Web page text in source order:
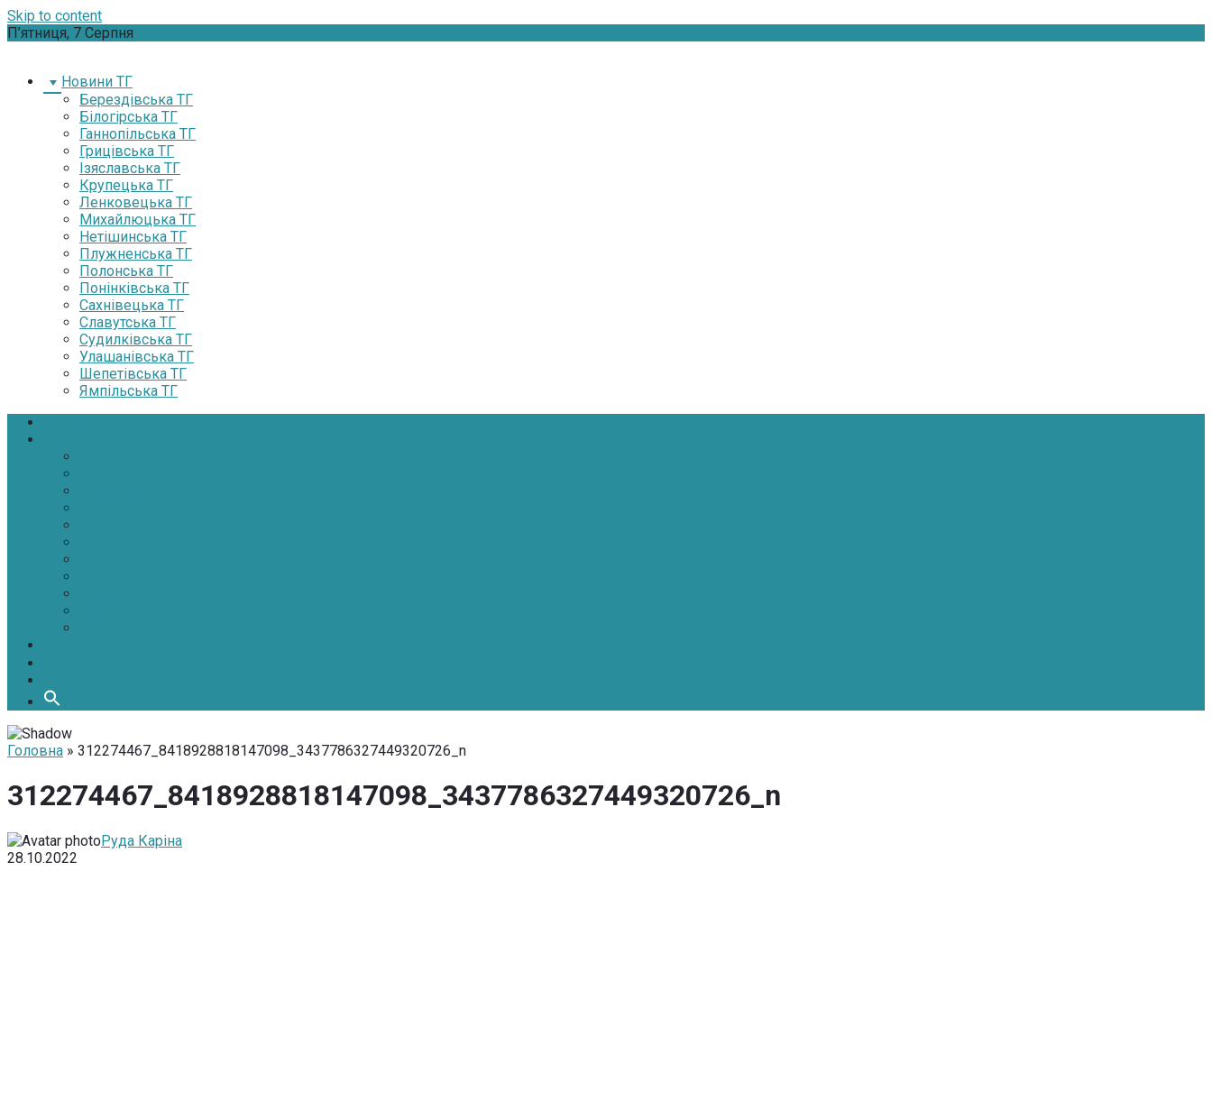
Skip to content
П’ятниця, 7 Серпня
Новини ТГ
Берездівська ТГ
Білогірська ТГ
Ганнопільська ТГ
Грицівська ТГ
Ізяславська ТГ
Крупецька ТГ
Ленковецька ТГ
Михайлюцька ТГ
Нетішинська ТГ
Плужненська ТГ
Полонська ТГ
Понінківська ТГ
Сахнівецька ТГ
Славутська ТГ
Судилківська ТГ
Улашанівська ТГ
Шепетівська ТГ
Ямпільська ТГ
Головна » 312274467_8418928818147098_3437786327449320726_n
312274467_8418928818147098_3437786327449320726_n
Руда Каріна
28.10.2022